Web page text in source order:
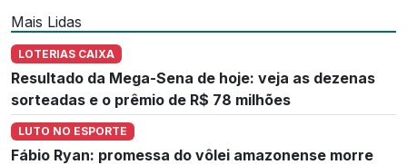
Mais Lidas
LOTERIAS CAIXA
Resultado da Mega-Sena de hoje: veja as dezenas
sorteadas e o prêmio de R$ 78 milhões
LUTO NO ESPORTE
Fábio Ryan: promessa do vôlei amazonense morre